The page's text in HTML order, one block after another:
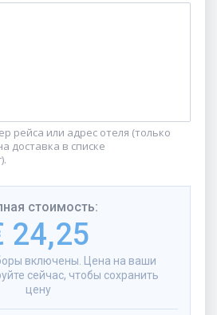
рейса или адрес отеля (только
доставка в списке
стоимость:
24,25
включены. Цена на ваши
сейчас, чтобы сохранить
цену